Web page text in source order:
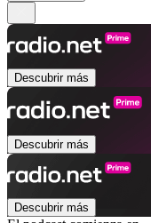
Descubrir más
Descubrir más
Descubrir más